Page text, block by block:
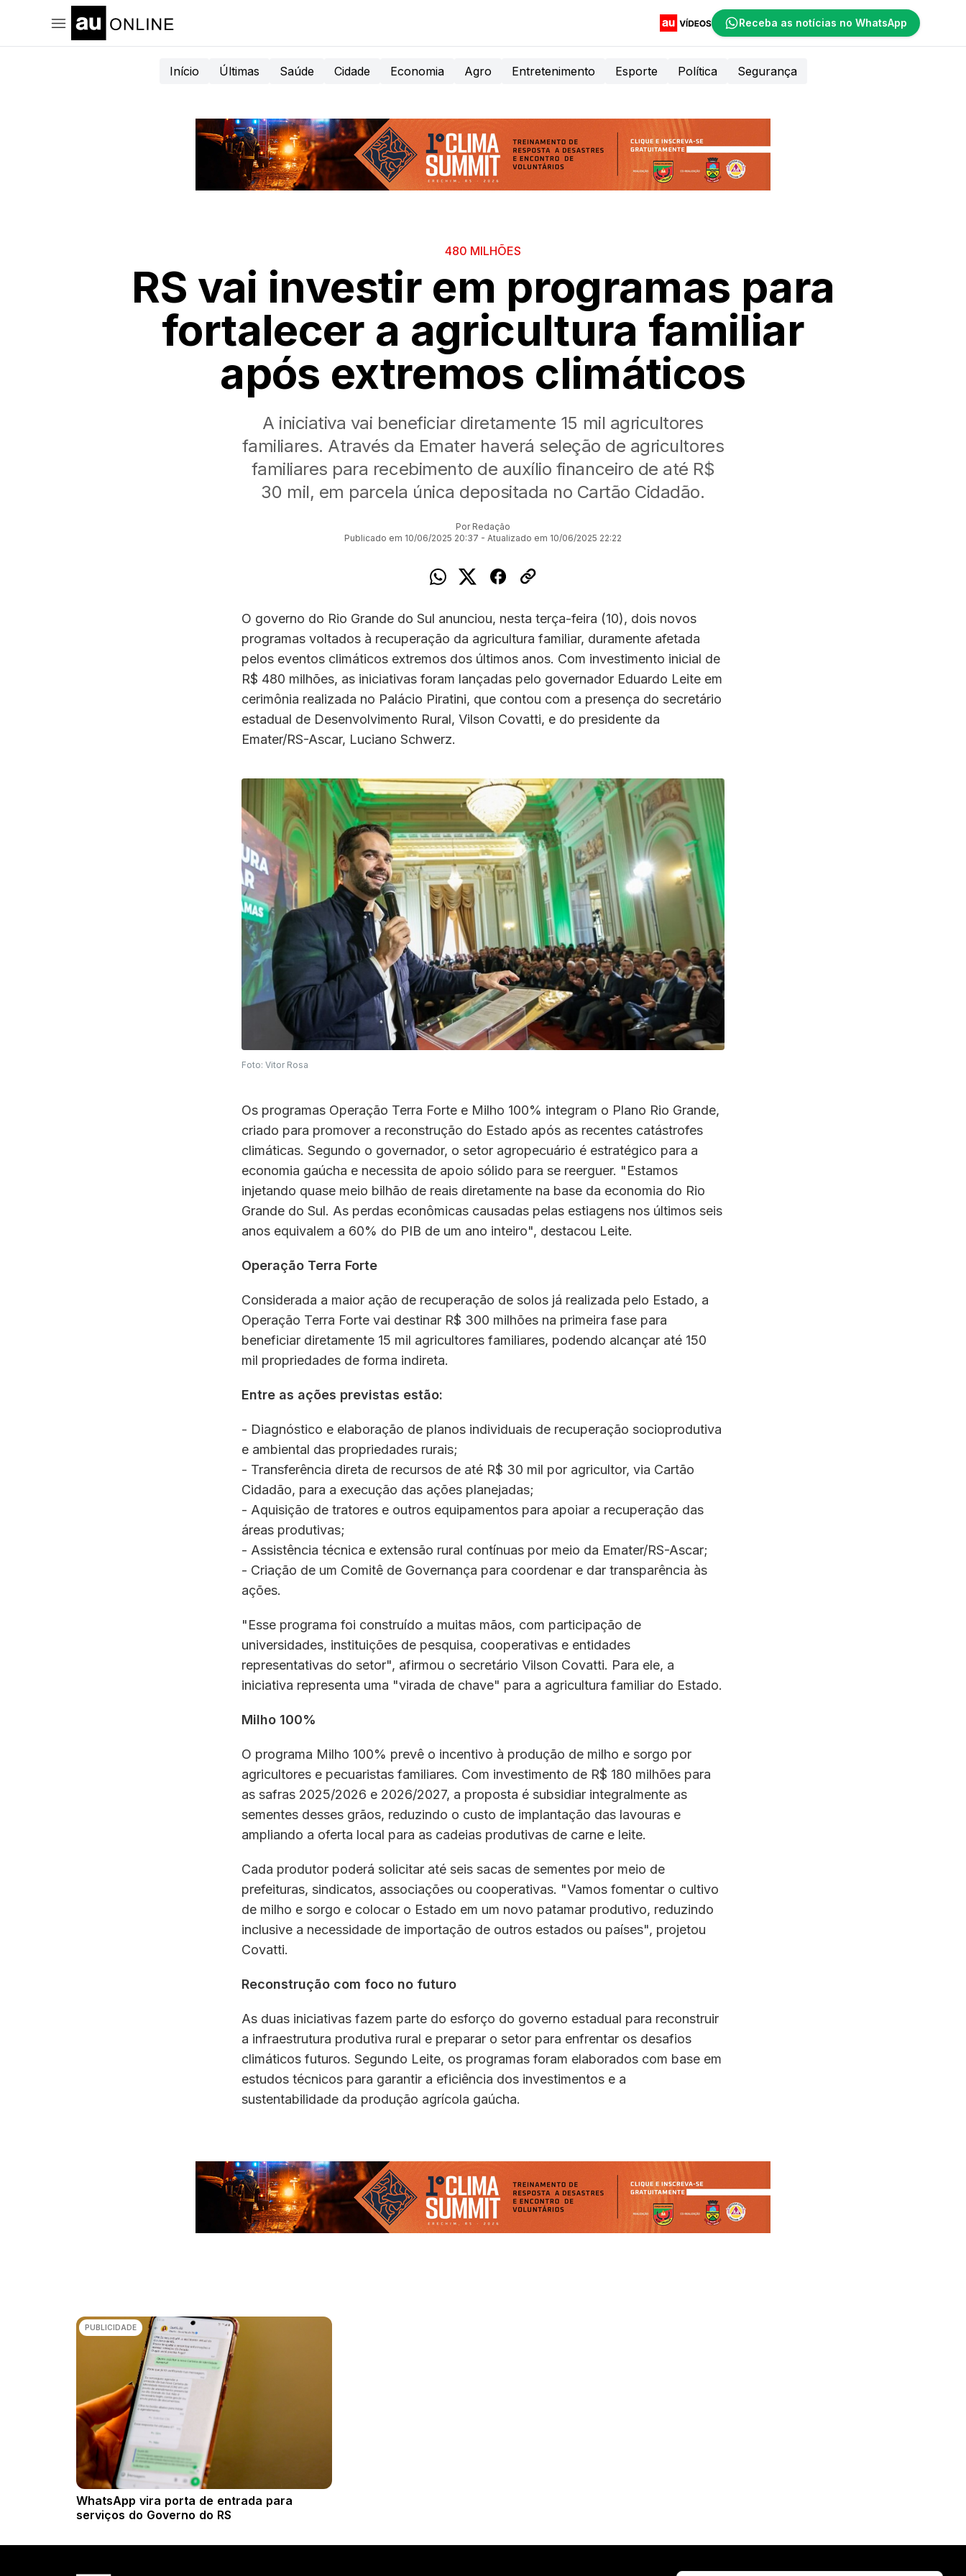
Receba as notícias no WhatsApp
Início Últimas Saúde Cidade Economia Agro Entretenimento Esporte Política Segurança
480 MILHÕES
RS vai investir em programas para
fortalecer a agricultura familiar
após extremos climáticos
A iniciativa vai beneficiar diretamente 15 mil agricultores
familiares. Através da Emater haverá seleção de agricultores
familiares para recebimento de auxílio financeiro de até R$
30 mil, em parcela única depositada no Cartão Cidadão.
Por Redação
Publicado em 10/06/2025 20:37 - Atualizado em 10/06/2025 22:22
O governo do Rio Grande do Sul anunciou, nesta terça-feira (10), dois novos
programas voltados à recuperação da agricultura familiar, duramente afetada
pelos eventos climáticos extremos dos últimos anos. Com investimento inicial de
R$ 480 milhões, as iniciativas foram lançadas pelo governador Eduardo Leite em
cerimônia realizada no Palácio Piratini, que contou com a presença do secretário
estadual de Desenvolvimento Rural, Vilson Covatti, e do presidente da
Emater/RS-Ascar, Luciano Schwerz.
Foto: Vitor Rosa
Os programas Operação Terra Forte e Milho 100% integram o Plano Rio Grande,
criado para promover a reconstrução do Estado após as recentes catástrofes
climáticas. Segundo o governador, o setor agropecuário é estratégico para a
economia gaúcha e necessita de apoio sólido para se reerguer. "Estamos
injetando quase meio bilhão de reais diretamente na base da economia do Rio
Grande do Sul. As perdas econômicas causadas pelas estiagens nos últimos seis
anos equivalem a 60% do PIB de um ano inteiro", destacou Leite.
Operação Terra Forte
Considerada a maior ação de recuperação de solos já realizada pelo Estado, a
Operação Terra Forte vai destinar R$ 300 milhões na primeira fase para
beneficiar diretamente 15 mil agricultores familiares, podendo alcançar até 150
mil propriedades de forma indireta.
Entre as ações previstas estão:
- Diagnóstico e elaboração de planos individuais de recuperação socioprodutiva
e ambiental das propriedades rurais;
- Transferência direta de recursos de até R$ 30 mil por agricultor, via Cartão
Cidadão, para a execução das ações planejadas;
- Aquisição de tratores e outros equipamentos para apoiar a recuperação das
áreas produtivas;
- Assistência técnica e extensão rural contínuas por meio da Emater/RS-Ascar;
- Criação de um Comitê de Governança para coordenar e dar transparência às
ações.
"Esse programa foi construído a muitas mãos, com participação de
universidades, instituições de pesquisa, cooperativas e entidades
representativas do setor", afirmou o secretário Vilson Covatti. Para ele, a
iniciativa representa uma "virada de chave" para a agricultura familiar do Estado.
Milho 100%
O programa Milho 100% prevê o incentivo à produção de milho e sorgo por
agricultores e pecuaristas familiares. Com investimento de R$ 180 milhões para
as safras 2025/2026 e 2026/2027, a proposta é subsidiar integralmente as
sementes desses grãos, reduzindo o custo de implantação das lavouras e
ampliando a oferta local para as cadeias produtivas de carne e leite.
Cada produtor poderá solicitar até seis sacas de sementes por meio de
prefeituras, sindicatos, associações ou cooperativas. "Vamos fomentar o cultivo
de milho e sorgo e colocar o Estado em um novo patamar produtivo, reduzindo
inclusive a necessidade de importação de outros estados ou países", projetou
Covatti.
Reconstrução com foco no futuro
As duas iniciativas fazem parte do esforço do governo estadual para reconstruir
a infraestrutura produtiva rural e preparar o setor para enfrentar os desafios
climáticos futuros. Segundo Leite, os programas foram elaborados com base em
estudos técnicos para garantir a eficiência dos investimentos e a
sustentabilidade da produção agrícola gaúcha.
PUBLICIDADE
WhatsApp vira porta de entrada para
serviços do Governo do RS